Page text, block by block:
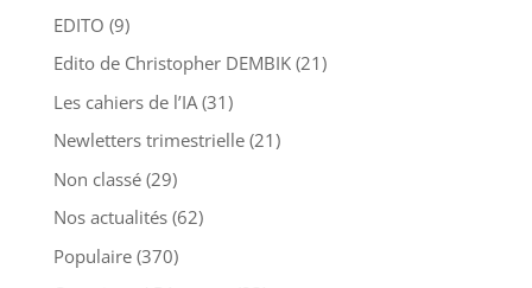
EDITO (9)
Edito de Christopher DEMBIK(21)
Les cahiers de l’IA(31)
Newletters trimestrielle(21)
Non classé(29)
Nos actualités(62)
Populaire(370)